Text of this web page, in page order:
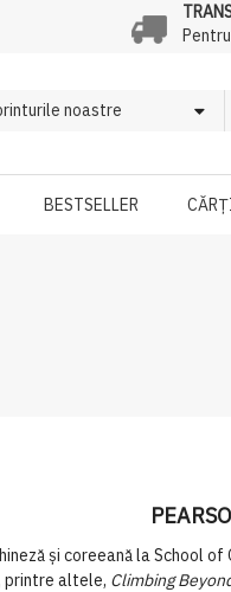
BESTSELLER
și coreeană la
printre altele, Climbing